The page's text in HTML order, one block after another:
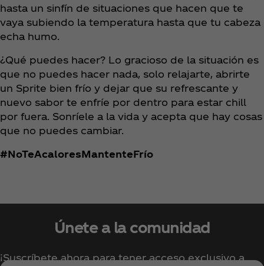
hasta un sinfín de situaciones que hacen que te
vaya subiendo la temperatura hasta que tu cabeza
echa humo.
¿Qué puedes hacer? Lo gracioso de la situación es
que no puedes hacer nada, solo relajarte, abrirte
un Sprite bien frío y dejar que su refrescante y
nuevo sabor te enfríe por dentro para estar chill
por fuera. Sonríele a la vida y acepta que hay cosas
que no puedes cambiar.
#NoTeAcaloresMantenteFrío
Únete a la comunidad
¡Suscríbete ahora para tener acceso exclusivo a